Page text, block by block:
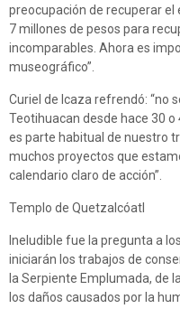
preocupación de recuperar el
7 millones de pesos para
incomparables. Ahora es
museográfico”.
Curiel de Icaza refrendó: “no
Teotihuacan desde hace 30
es parte habitual de nuestro
muchos proyectos que
calendario claro de acción”.
Templo de Quetzalcóatl
Ineludible fue la pregunta a
iniciarán los trabajos de
la Serpiente Emplumada, de
los daños causados por la